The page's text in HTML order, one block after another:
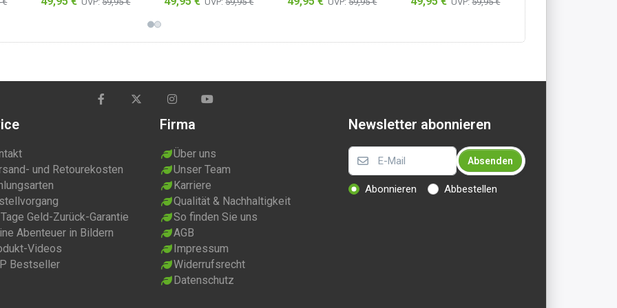
mit integriertem BH)
mit integriertem BH)
mit integriertem BH)
mit integriertem BH)
und Retourekosten
Geld-Zurück-Garantie
Abenteuer in Bildern
Videos
Bestseller
Firma
Über uns
Unser Team
Karriere
Qualität & Nachhaltigkeit
So finden Sie uns
AGB
Impressum
Widerrufsrecht
Datenschutz
Newsletter abonnieren
Absenden
Abonnieren Abbestellen